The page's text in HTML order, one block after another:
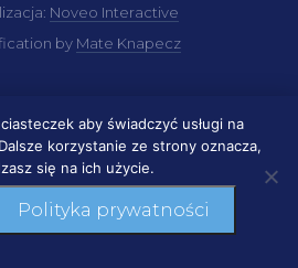
Noveo Interactive
by Mate Knapecz
aby świadczyć usługi na
korzystanie ze strony oznacza,
się na ich użycie.
Polityka prywatności